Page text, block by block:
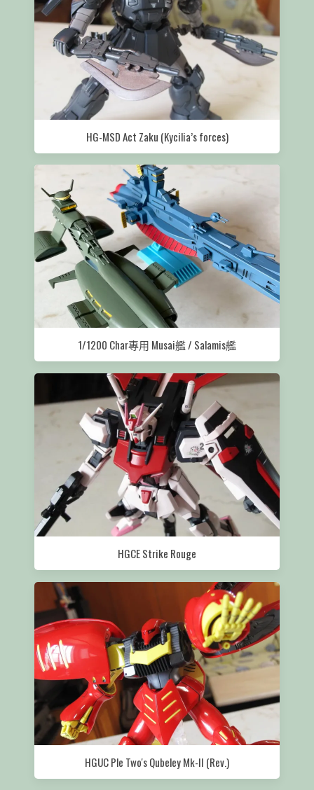
HG-MSD Act Zaku (Kycilia’s forces)
1/1200 Char專用 Musai艦 / Salamis艦
HGCE Strike Rouge
HGUC Ple Two's Qubeley Mk-II (Rev.)